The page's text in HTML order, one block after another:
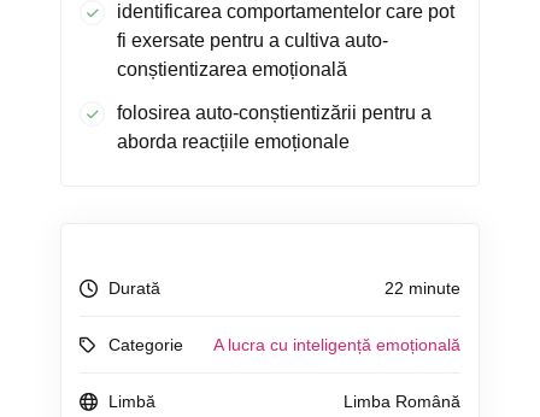
identificarea comportamentelor care pot
fi exersate pentru a cultiva auto-
conștientizarea emoțională
folosirea auto-conștientizării pentru a
aborda reacțiile emoționale
Durată 22 minute
Categorie A lucra cu inteligență emoțională
Limbă Limba Română